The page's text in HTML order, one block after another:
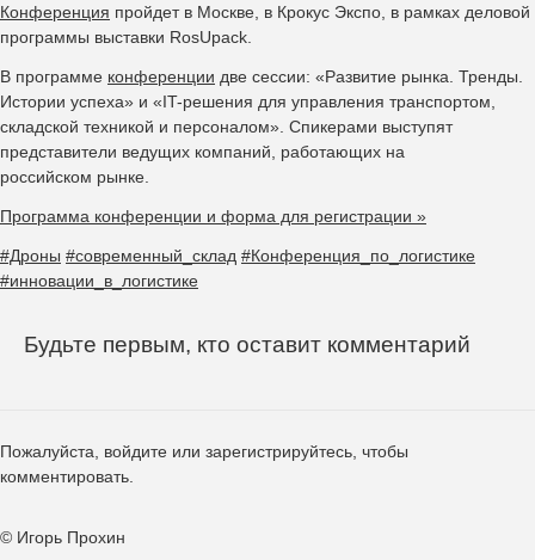
Конференция пройдет в Москве, в Крокус Экспо, в рамках деловой
программы выставки RosUpack.
В программе конференции две сессии: «Развитие рынка. Тренды.
Истории успеха» и «IT-решения для управления транспортом,
складской техникой и персоналом». Спикерами выступят
представители ведущих компаний, работающих на
российском рынке.
Программа конференции и форма для регистрации »
#Дроны #современный_склад #Конференция_по_логистике
#инновации_в_логистике
Будьте первым, кто оставит комментарий
Пожалуйста, войдите или зарегистрируйтесь , чтобы
комментировать.
© Игорь Прохин